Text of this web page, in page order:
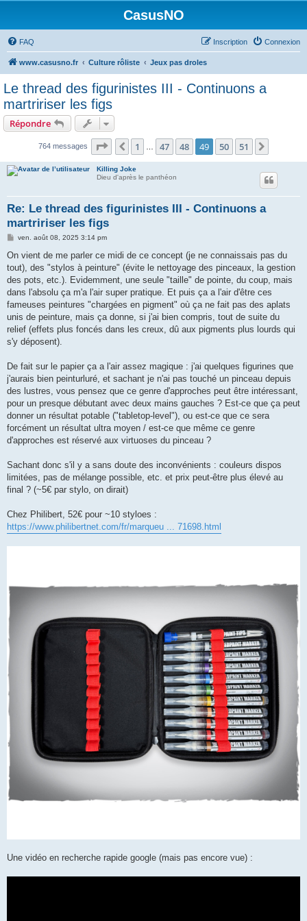
CasusNO
FAQ Connexion
Inscription
www.casusno.fr Culture rôliste Jeux pas droles
Le thread des figurinistes III - Continuons a
martririser les figs
Répondre
764 messages Page 49 sur 51
Précédent
1 47 48 49 50 51
Killing Joke
Dieu d'après le panthéon
Re: Le thread des figurinistes III - Continuons a
martririser les figs
M
s
a
g
ven. août 08, 2025 3:14 pm
On vient de me parler ce midi de ce concept (je ne connaissais pas du
tout), des "stylos à peinture" (évite le nettoyage des pinceaux, la gestion
des pots, etc.). Evidemment, une seule "taille" de pointe, du coup, mais
dans l'absolu ça m'a l'air super pratique. Et puis ça a l'air d'être ces
fameuses peintures "chargées en pigment" où ça ne fait pas des aplats
unis de peinture, mais ça donne, si j'ai bien compris, tout de suite du
relief (effets plus foncés dans les creux, dû aux pigments plus lourds qui
s'y déposent).
De fait sur le papier ça a l'air assez magique : j'ai quelques figurines que
j'aurais bien peinturluré, et sachant je n'ai pas touché un pinceau depuis
des lustres, vous pensez que ce genre d'approches peut être intéressant,
pour un presque débutant avec deux mains gauches ? Est-ce que ça peut
donner un résultat potable ("tabletop-level"), ou est-ce que ce sera
forcément un résultat ultra moyen / est-ce que même ce genre
d'approches est réservé aux virtuoses du pinceau ?
Sachant donc s'il y a sans doute des inconvénients : couleurs dispos
limitées, pas de mélange possible, etc. et prix peut-être plus élevé au
final ? (~5€ par stylo, on dirait)
Chez Philibert, 52€ pour ~10 styloes :
https://www.philibertnet.com/fr/marqueu ... 71698.html
Une vidéo en recherche rapide google (mais pas encore vue) :